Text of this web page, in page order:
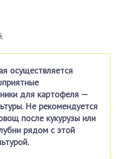
осуществляется
для картофеля —
Не рекомендуется
после кукурузы или
рядом с этой